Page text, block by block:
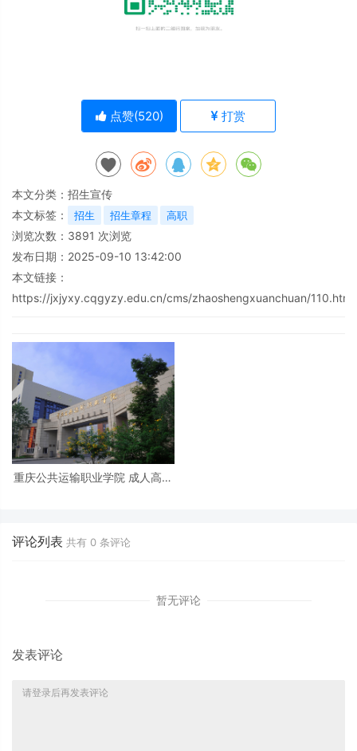
点赞(520) 打赏
本文分类： 招生宣传
本文标签：
招生 招生章程 高职
浏览次数： 3891 次浏览
发布日期：2025-09-10 13:42:00
本文链接：
https://jxjyxy.cqgyzy.edu.cn/cms/zhaoshengxuanchuan/110.html
重庆公共运输职业学院 成人高等
评论列表 共有 0 条评论
暂无评论
发表评论